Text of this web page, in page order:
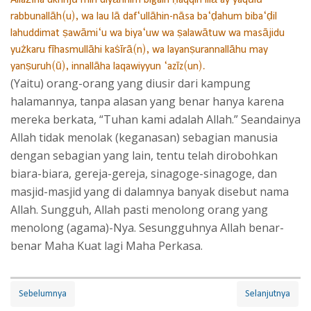
rabbunallāh(u), wa lau lā daf‘ullāhin-nāsa ba‘ḍahum biba‘ḍil
lahuddimat ṣawāmi‘u wa biya‘uw wa ṣalawātuw wa masājidu
yużkaru fīhasmullāhi kaṡīrā(n), wa layanṣurannallāhu may
yanṣuruh(ū), innallāha laqawiyyun ‘azīz(un).
(Yaitu) orang-orang yang diusir dari kampung
halamannya, tanpa alasan yang benar hanya karena
mereka berkata, “Tuhan kami adalah Allah.” Seandainya
Allah tidak menolak (keganasan) sebagian manusia
dengan sebagian yang lain, tentu telah dirobohkan
biara-biara, gereja-gereja, sinagoge-sinagoge, dan
masjid-masjid yang di dalamnya banyak disebut nama
Allah. Sungguh, Allah pasti menolong orang yang
menolong (agama)-Nya. Sesungguhnya Allah benar-
benar Maha Kuat lagi Maha Perkasa.
Sebelumnya Selanjutnya